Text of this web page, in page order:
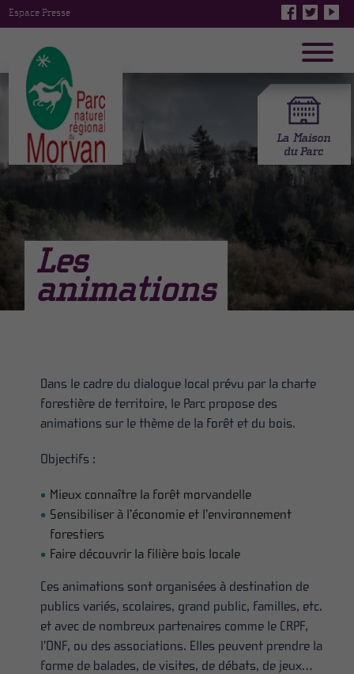
Espace Presse
Les
animations
Dans le cadre du dialogue local prévu par la charte
forestière de territoire, le Parc propose des
animations sur le thème de la forêt et du bois.
Objectifs :
Mieux connaître la forêt morvandelle
Sensibiliser à l’économie et l’environnement
forestiers
Faire découvrir la filière bois locale
Ces animations sont organisées à destination de
publics variés, scolaires, grand public, familles, etc.
et avec de nombreux partenaires comme le CRPF,
l’ONF, ou des associations. Elles peuvent prendre la
forme de balades, de visites, de débats, de jeux…